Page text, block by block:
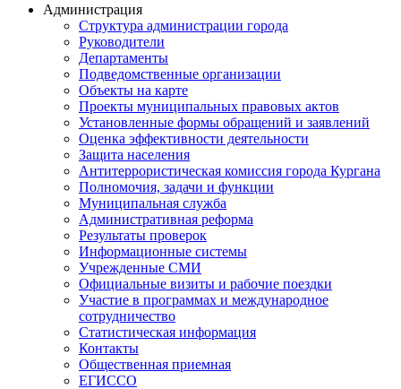
Администрация
Структура администрации города
Руководители
Департаменты
Подведомственные организации
Объекты на карте
Проекты муниципальных правовых актов
Установленные формы обращений и заявлений
Оценка эффективности деятельности
Защита населения
Антитеррористическая комиссия города Кургана
Полномочия, задачи и функции
Муниципальная служба
Административная реформа
Результаты проверок
Информационные системы
Учрежденные СМИ
Официальные визиты и рабочие поездки
Участие в программах и международное
сотрудничество
Статистическая информация
Контакты
Общественная приемная
ЕГИССО